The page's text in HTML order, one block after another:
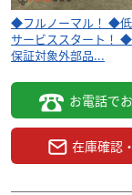
◆フルノーマル！ ◆低
サービススタート！ ◆
保証対象外部品...
お電話で
在庫確認